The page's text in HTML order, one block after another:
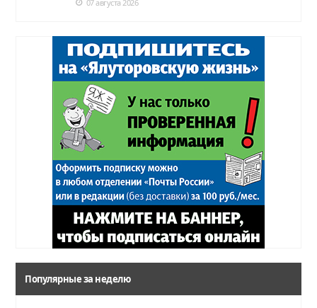
07 августа 2026
Популярные за неделю